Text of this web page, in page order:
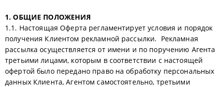
1. ОБЩИЕ ПОЛОЖЕНИЯ
1.1. Настоящая Оферта регламентирует условия и порядок
получения Клиентом рекламной рассылки. Рекламная
рассылка осуществляется от имени и по поручению Агента
третьими лицами, которым в соответствии с настоящей
офертой было передано право на обработку персональных
данных Клиента, Агентом самостоятельно, третьими